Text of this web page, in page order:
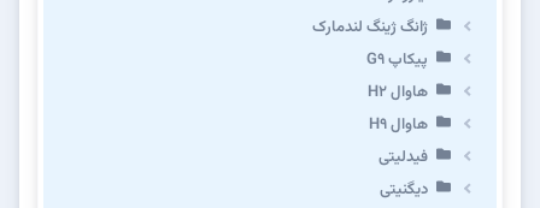
ژانگ ژینگ لندمارک
پیکاپ G۹
هاوال H۲
هاوال H۹
فیدلیتی
دیگنیتی